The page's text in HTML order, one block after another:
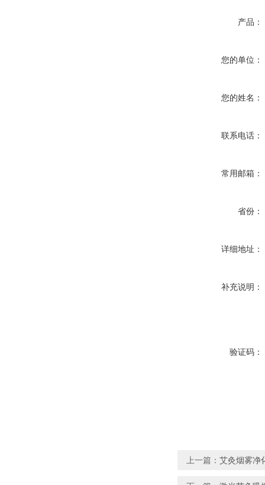
产品：
您的单位：
您的姓名：
联系电话：
常用邮箱：
省份：
详细地址：
补充说明：
验证码：
上一篇： 艾灸烟雾净